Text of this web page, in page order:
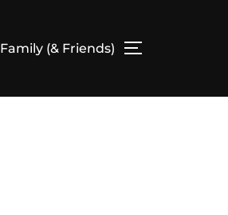
Family (& Friends)